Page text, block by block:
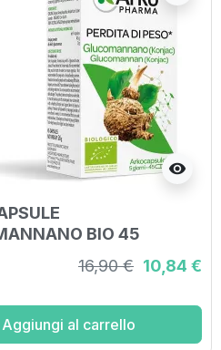
visibility
BIO 45
16,90 € 10,84 €
Aggiungi al carrello